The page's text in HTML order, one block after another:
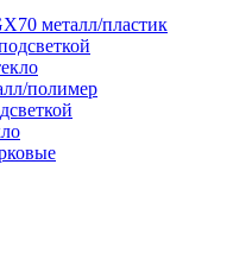
металл/пластик
полимер